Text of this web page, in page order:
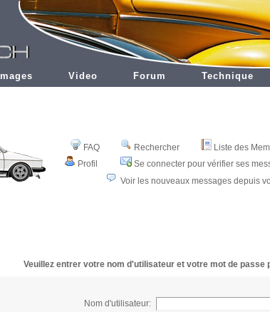
Images Video Forum Technique
FAQ Rechercher Liste des
Profil
Se connecter pour vérifier ses
Voir les nouveaux messages depuis
Veuillez entrer votre nom d'utilisateur et votre mot de passe
Nom d'utilisateur: